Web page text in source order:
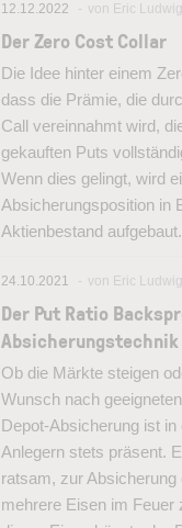
12.12.2022 von Eric Ludwig
Der Zero Cost Collar
Die Idee hinter einem
dass die Prämie, die
Call vereinnahmt wird,
gekauften Puts
Wenn dies gelingt, wird
Absicherungsposition in
Aktienbestand aufgebaut.
24.10.2021 von Eric Ludwig
Der Put Ratio
Ob die Märkte steigen
Wunsch nach
Depot-Absicherung ist in
Anlegern stets präsent.
ratsam, zur Absicherung
mehrere Eisen im Feuer